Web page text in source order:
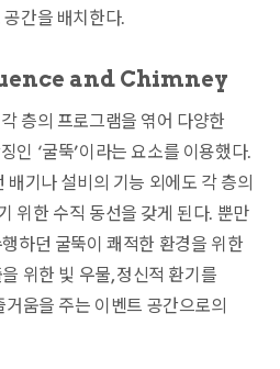
간을 배치한다.
and Chimney
층의 프로그램을 엮어 다양한
인 ‘굴뚝’이라는 요소를 이용했다.
기나 설비의 기능 외에도 각 층의
위한 수직 동선을 갖게 된다. 뿐만
하던 굴뚝이 쾌적한 환경을 위한
위한 빛 우물, 정신적 환기를
움을 주는 이벤트 공간으로의